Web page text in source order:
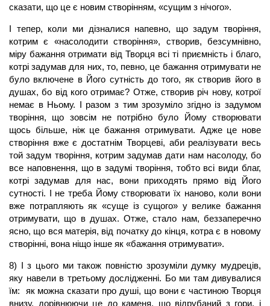
сказати, що це є новим створінням, «сущим з нічого».
І тепер, коли ми дізналися напевно, що задум творіння,
котрим є «насолодити створіння», створив, безсумнівно,
міру бажання отримати від Творця всі ті приємність і благо,
котрі задумав для них, то, певно, це бажання отримувати не
було включене в Його сутність до того, як створив його в
душах, бо від кого отримає? Отже, створив річ нову, котрої
немає в Ньому. І разом з тим зрозуміло згідно із задумом
творіння, що зовсім не потрібно було Йому створювати
щось більше, ніж це бажання отримувати. Адже це нове
створіння вже є достатнім Творцеві, аби реалізувати весь
той задум творіння, котрим задумав дати нам насолоду, бо
все наповнення, що в задумі творіння, тобто всі види благ,
котрі задумав для нас, вони приходять прямо від Його
сутності. І не треба Йому створювати їх наново, коли вони
вже потрапляють як «суще із сущого» у велике бажання
отримувати, що в душах. Отже, стало нам, беззаперечно
ясно, що вся матерія, від початку до кінця, котра є в новому
створінні, вона ніщо інше як «бажання отримувати».
8) І з цього ми також повністю зрозуміли думку мудреців,
яку навели в третьому дослідженні. Бо ми там дивувалися
їм: як можна сказати про душі, що вони є частиною Творця
внизу, дорівнюючи це до каменя, що відрубаний з гори, і